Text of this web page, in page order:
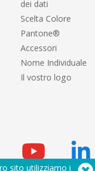
dei dati
Scelta Colore
Pantone®
Accessori
Nome Individuale
Il vostro logo
sito utilizziamo i